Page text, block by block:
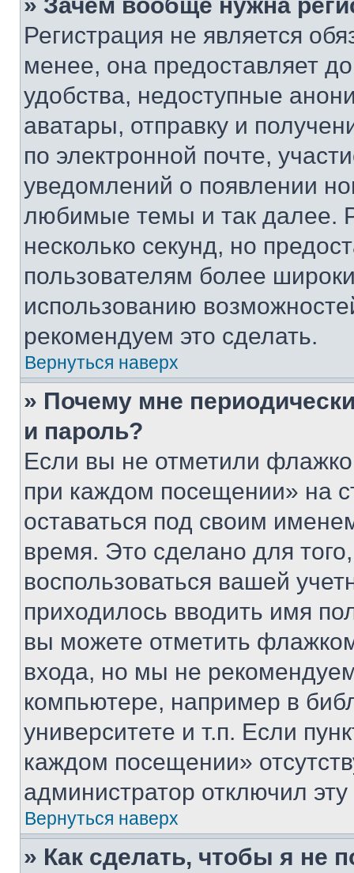
Регистрация не является
менее, она предоставляет
удобства, недоступные
аватары, отправку и
по электронной почте,
уведомлений о появлении
любимые темы и так далее.
несколько секунд, но
пользователям более
использованию
рекомендуем это сделать.
Вернуться наверх
» Почему мне
и пароль?
Если вы не отметили
при каждом посещении» на
оставаться под своим
время. Это сделано для
воспользоваться вашей
приходилось вводить имя
вы можете отметить
входа, но мы не
компьютере, например в
университете и т.п. Если
каждом посещении»
администратор отключил
Вернуться наверх
» Как сделать, чтобы я не